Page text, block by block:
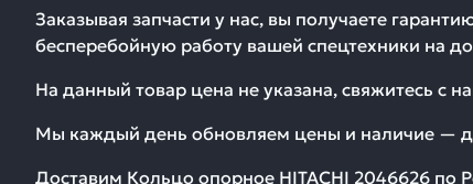
Заказывая запчасти у нас, вы получаете
бесперебойную работу вашей спецтехники на
На данный товар цена не указана, свяжитесь
Мы каждый день обновляем цены и наличие —
Доставим Кольцо опорное HITACHI 2046626 по